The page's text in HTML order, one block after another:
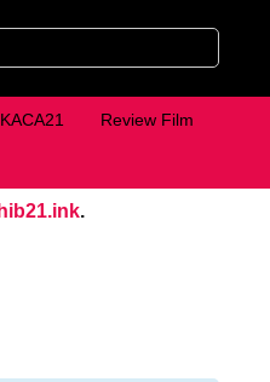
Review Film
.